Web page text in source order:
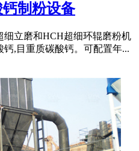
制粉设备
立磨和HCH超细环辊磨粉机
钙,目重质碳酸钙。可配置年...